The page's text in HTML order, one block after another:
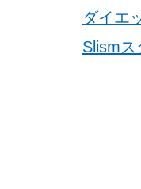
ダイエ
Slism